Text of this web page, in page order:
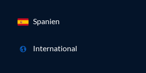
Spanien
International